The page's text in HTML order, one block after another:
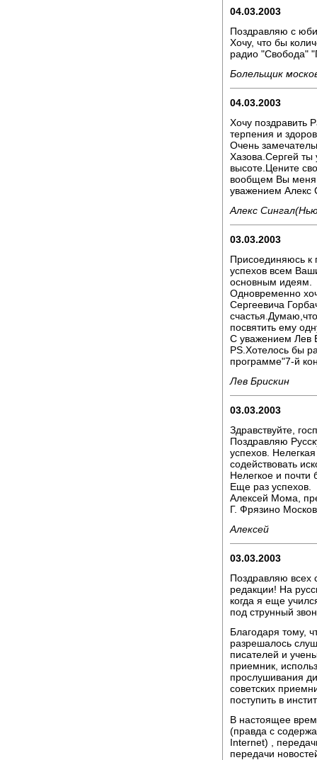
04.03.2003
Поздравляю с
Хочу, что бы
радио "Свобода"
Болельщик
04.03.2003
Хочу поздравить
терпения и
Очень
Хазова.Сергей ты
высоте.Цените
вообщем Вы меня
уважением Алекс
Алекс
03.03.2003
Присоединяюсь к
успехов всем
основным идеям.
Одновременно
Сергеевича
посвятить ему
С уважением Лев
PS.Хотелось бы
программе"7-й
Лев Брискин
03.03.2003
Здравствуйте,
Поздравляю
успехов.
содействовать
Нелегкое и
Еще раз успехов.
Алексей Мома,
Г. Фрязино
Алексей
03.03.2003
Поздравляю всех
редакции! На
когда я еще
под струнный
Благодаря тому,
разрешалось
писателей и
приемник,
прослушивания
советских
поступить в
В настоящее
(правда с
Internet) ,
передачи